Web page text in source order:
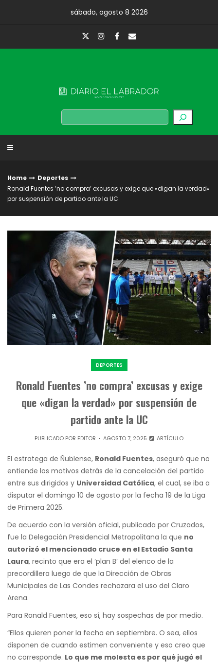
sábado, agosto 8 2026
Buscar
Home
Deportes
Ronald Fuentes ’no compra’ excusas y exige que «digan la verdad»
por suspensión de partido ante la UC
DEPORTES
Ronald Fuentes ’no compra’ excusas y exige
que «digan la verdad» por suspensión de
partido ante la UC
PUBLICADO POR EDITOR AGOSTO 7, 2025 ARTÍCULO
El estratega de Ñublense, Ronald Fuentes, aseguró que no
entiende los motivos detrás de la cancelación del partido
entre sus dirigidos y Universidad Católica, el cual, se iba a
disputar el domingo 10 de agosto por la fecha 19 de la Liga
de Primera 2025.
De acuerdo con la versión oficial, publicada por Cruzados,
fue la Delegación Presidencial Metropolitana la que no
autorizó el mencionado cruce en el Estadio Santa
Laura, recinto que era el ‘plan B’ del elenco de la
precordillera luego de que la Dirección de Obras
Municipales de Las Condes rechazara el uso del Claro
Arena.
Para Ronald Fuentes, eso sí, hay sospechas de por medio.
“Ellos quieren poner la fecha en septiembre. O sea, ellos
disponen de cuando estimen conveniente y eso creo que
no corresponde. Lo que me molesta es por qué jugó el